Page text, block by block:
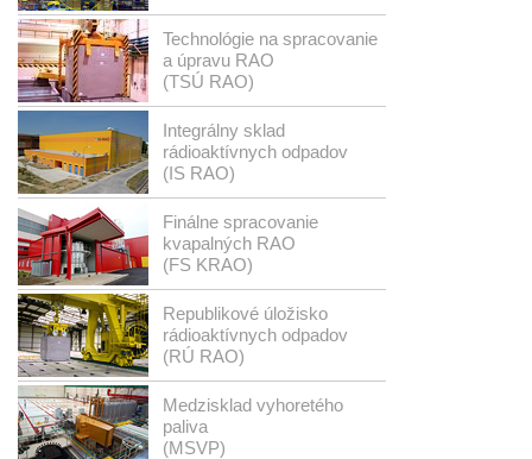
Technológie na spracovanie
a úpravu RAO
(TSÚ RAO)
Integrálny sklad
rádioaktívnych odpadov
(IS RAO)
Finálne spracovanie
kvapalných RAO
(FS KRAO)
Republikové úložisko
rádioaktívnych odpadov
(RÚ RAO)
Medzisklad vyhoretého
paliva
(MSVP)